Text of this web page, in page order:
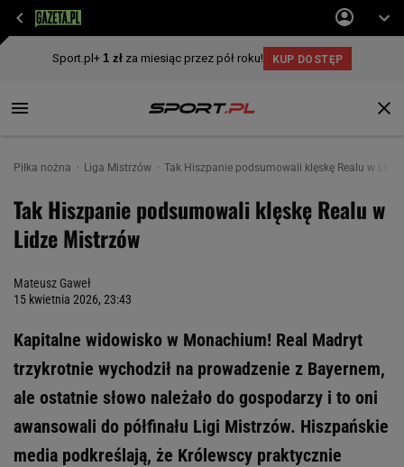
Piłka nożna Liga Mistrzów Tak Hiszpanie podsumowali klęskę Realu w
Tak Hiszpanie podsumowali klęskę Realu w
Lidze Mistrzów
Mateusz Gaweł
15 kwietnia 2026, 23:43
Kapitalne widowisko w Monachium! Real Madryt
trzykrotnie wychodził na prowadzenie z Bayernem,
ale ostatnie słowo należało do gospodarzy i to oni
awansowali do półfinału Ligi Mistrzów. Hiszpańskie
media podkreślają, że Królewscy praktycznie